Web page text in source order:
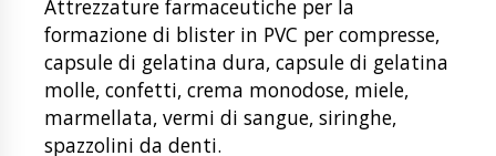
Attrezzature farmaceutiche per la
formazione di blister in PVC per compresse,
capsule di gelatina dura, capsule di gelatina
molle, confetti, crema monodose, miele,
marmellata, vermi di sangue, siringhe,
spazzolini da denti.